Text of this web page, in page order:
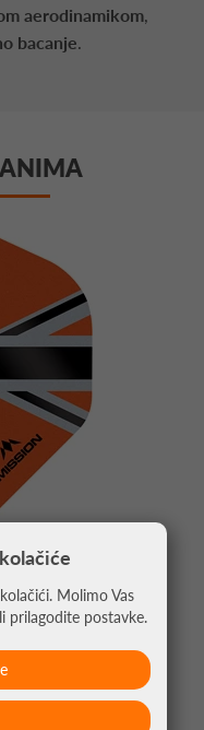
aerodinamikom,
bacanje.
JACKMolimo Vas
prilagodite postavke.